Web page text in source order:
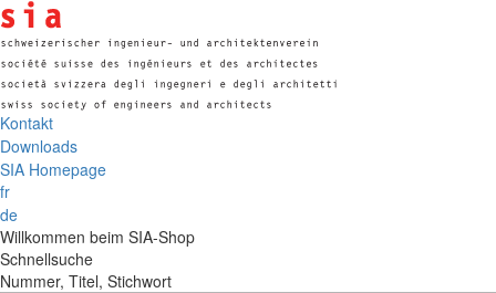
Kontakt
Downloads
SIA Homepage
fr
de
Willkommen beim SIA-Shop
Schnellsuche
Nummer, Titel, Stichwort